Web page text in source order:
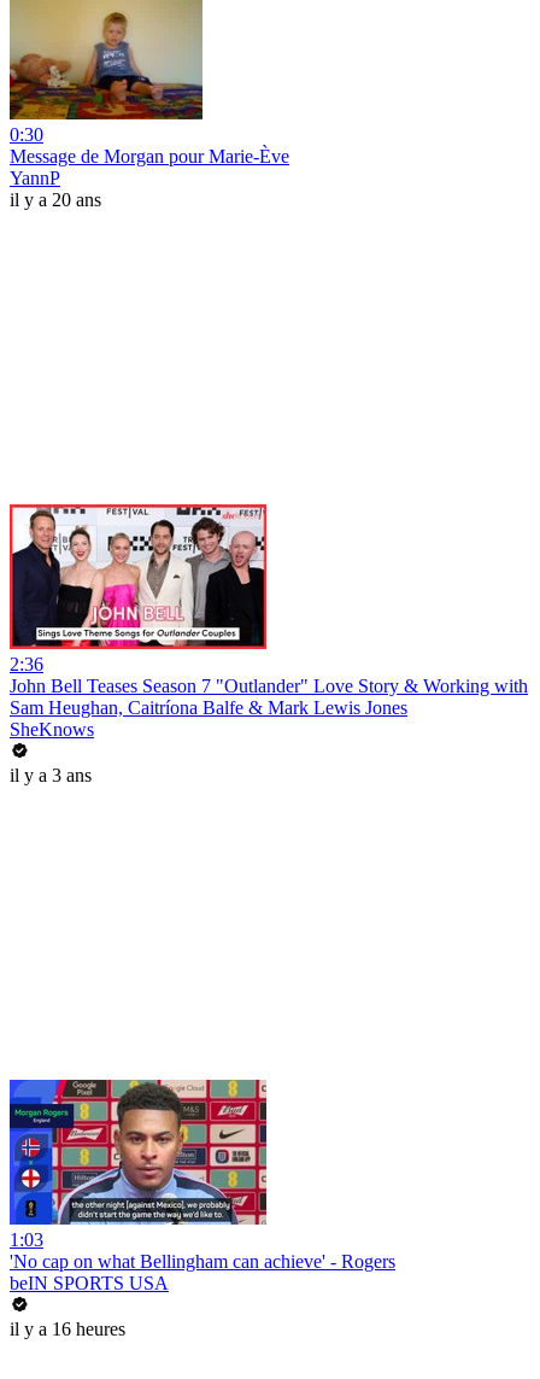
0:30
Message de Morgan pour Marie-Ève
YannP
il y a 20 ans
2:36
John Bell Teases Season 7 "Outlander" Love Story & Working with
Sam Heughan, Caitríona Balfe & Mark Lewis Jones
SheKnows
il y a 3 ans
1:03
'No cap on what Bellingham can achieve' - Rogers
beIN SPORTS USA
il y a 16 heures